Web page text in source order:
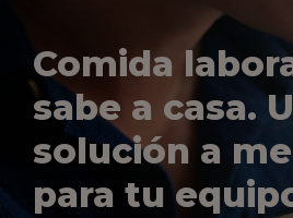
Comida
sabe a casa.
solución a
para tu